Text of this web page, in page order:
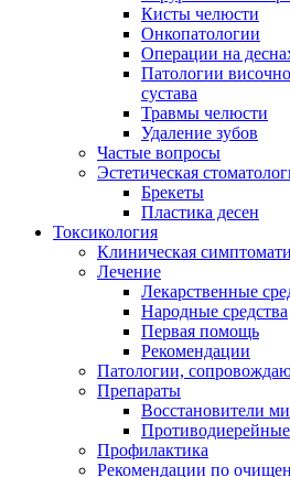
Кисты челюсти
Онкопатологии
Операции на
Патологии
сустава
Травмы челюсти
Удаление зубов
Частые вопросы
Эстетическая
Брекеты
Пластика десен
Токсикология
Клиническая
Лечение
Лекарственные
Народные средства
Первая помощь
Рекомендации
Патологии,
Препараты
Восстановители
Противодиерейные
Профилактика
Рекомендации по